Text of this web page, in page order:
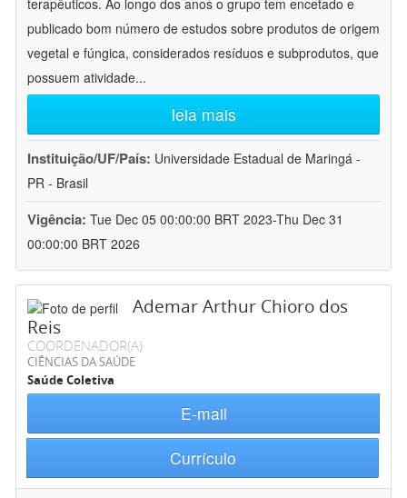
terapêuticos. Ao longo dos anos o grupo tem encetado e
publicado bom número de estudos sobre produtos de origem
vegetal e fúngica, considerados resíduos e subprodutos, que
possuem atividade...
leia mais
Instituição/UF/País: Universidade Estadual de Maringá -
PR - Brasil
Vigência: Tue Dec 05 00:00:00 BRT 2023-Thu Dec 31
00:00:00 BRT 2026
Ademar Arthur Chioro dos
Reis
COORDENADOR(A)
CIÊNCIAS DA SAÚDE
Saúde Coletiva
E-mail
Currículo